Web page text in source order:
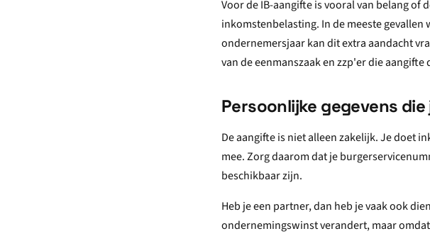
Voor de IB-aangifte is vooral van belang of
inkomstenbelasting. In de meeste
ondernemersjaar kan dit extra aandacht
van de eenmanszaak en zzp'er die
Persoonlijke gegevens
De aangifte is niet alleen zakelijk. Je doet
mee. Zorg daarom dat je
beschikbaar zijn.
Heb je een partner, dan heb je vaak ook
ondernemingswinst verandert, maar